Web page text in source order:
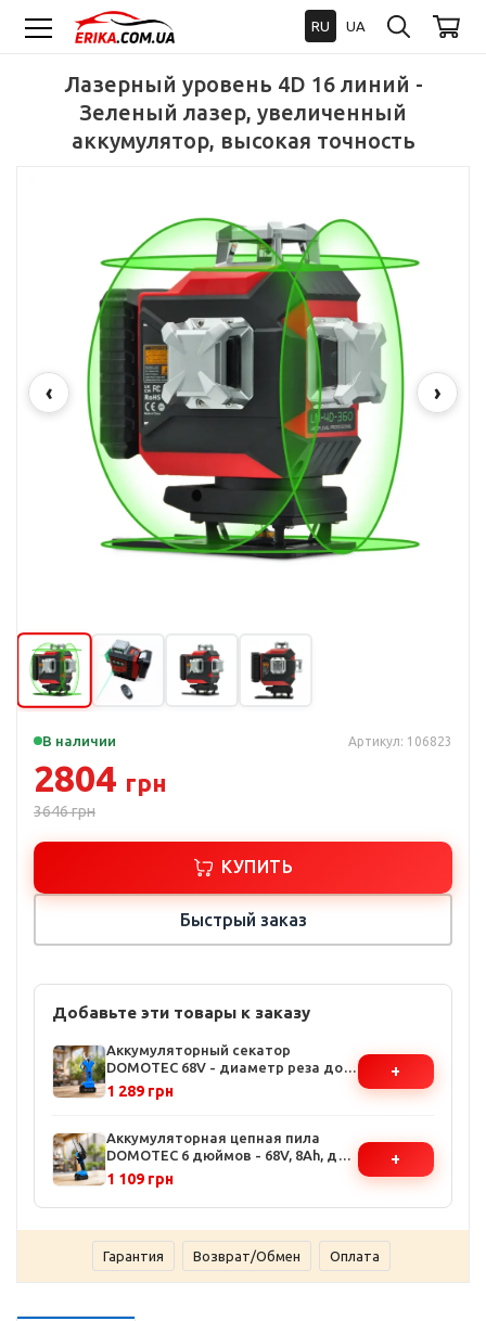
RU UA
Лазерный уровень 4D 16 линий -
Зеленый лазер, увеличенный
аккумулятор, высокая точность
‹ ›
В наличии Артикул: 106823
2804 грн
3646грн
КУПИТЬ
Быстрый заказ
Добавьте эти товары к заказу
Аккумуляторный секатор
DOMOTEC 68V - диаметр реза до
35 мм, лезвия из стали SK5, 2
аккумулятора в комплекте
1 289 грн
+
Аккумуляторная цепная пила
DOMOTEC 6 дюймов - 68V, 8Ah, два
аккумулятора в комплекте,
эргономичная рукоятка
1 109 грн
+
Гарантия Возврат/Обмен Оплата